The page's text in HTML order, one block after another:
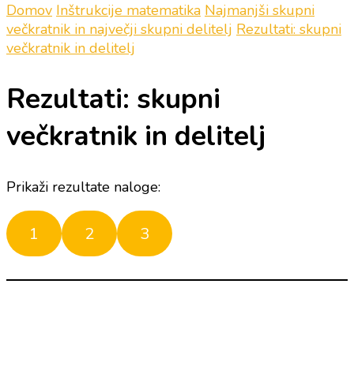
Domov Inštrukcije matematika Najmanjši skupni
večkratnik in največji skupni delitelj Rezultati: skupni
večkratnik in delitelj
Rezultati: skupni
večkratnik in delitelj
Prikaži rezultate naloge:
1 2 3